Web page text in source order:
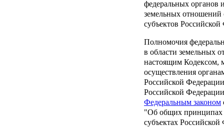
федеральных органов
земельных отношений
субъектов
Полномочия
в области земельных
настоящим Кодексом,
осуществления
Российской
Российской
Федеральным законом
"Об общих принципах
субъектах